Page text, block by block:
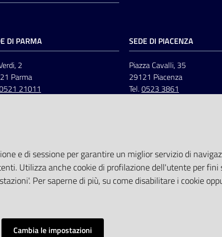
DI PARMA
2
Parma
21011
SEDE DI PIACENZA
Piazza Cavalli, 35
29121 Piacenza
Tel.0523 3861
e di sessione per garantire un miglior servizio di
Utilizza anche cookie di profilazione dell'utente per
Per saperne di più, su come disabilitare i cookie
Cambia le impostazioni